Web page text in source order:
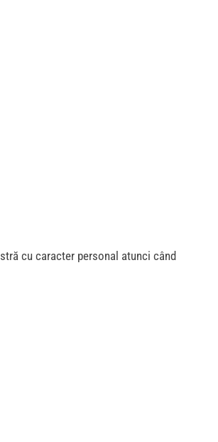
cu caracter personal atunci când